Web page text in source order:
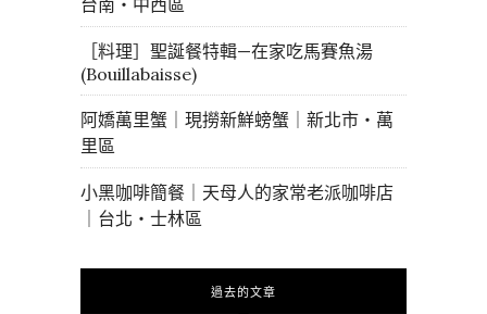
台南・中西區
［料理］聖誕餐特輯—在家吃馬賽魚湯
(Bouillabaisse)
阿嬌萬里蟹｜現撈新鮮螃蟹｜新北市・萬
里區
小黑咖啡簡餐｜天母人的家常老派咖啡店
｜台北・士林區
過去的文章